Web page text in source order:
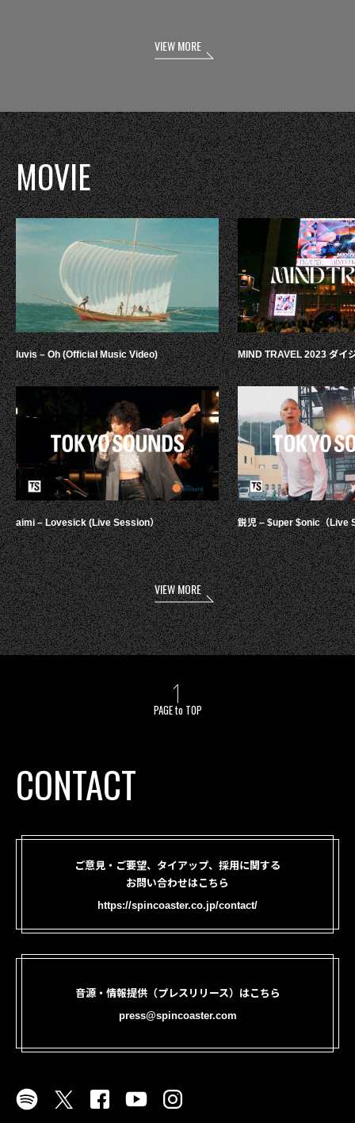
VIEW MORE
MOVIE
luvis – Oh (Official Music Video)
aimi – Lovesick (Live Session）
MIND TRAVEL 2023 ダイ
鋭児 – $uper $onic（Live
VIEW MORE
PAGE to TOP
CONTACT
ご意見・ご要望、タイアップ、採用に関する
お問い合わせはこちら
https://spincoaster.co.jp/contact/
音源・情報提供（プレスリリース）はこちら
press@spincoaster.com